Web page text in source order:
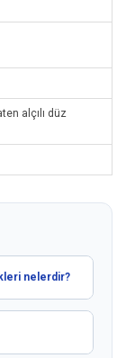
alçılı düz
nelerdir?